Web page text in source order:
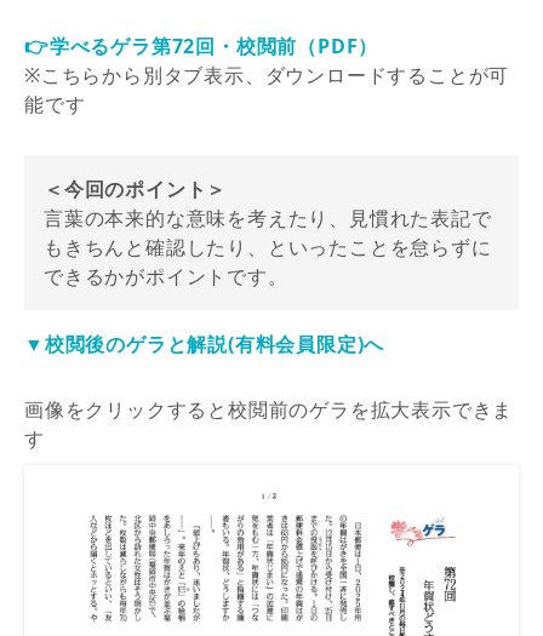
👉学べるゲラ第72回・校閲前（PDF）
※こちらから別タブ表示、ダウンロードすることが可
能です
＜今回のポイント＞
言葉の本来的な意味を考えたり、見慣れた表記で
もきちんと確認したり、といったことを怠らずに
できるかがポイントです。
▼校閲後のゲラと解説(有料会員限定)へ
画像をクリックすると校閲前のゲラを拡大表示できま
す